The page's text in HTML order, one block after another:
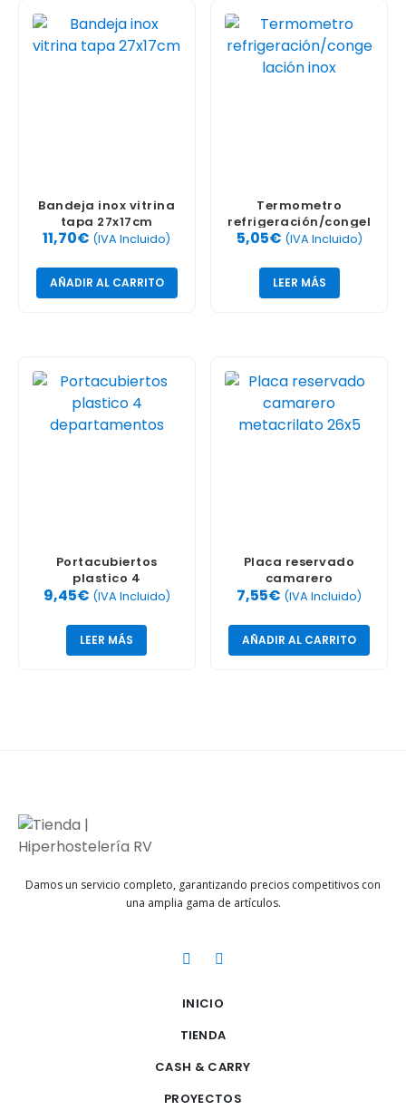
Bandeja inox vitrina
tapa 27x17cm
11,70€ (IVA Incluido)
AÑADIR AL CARRITO
Termometro
refrigeración/congel
ación inox
5,05€ (IVA Incluido)
LEER MÁS
Portacubiertos
plastico 4
departamentos
9,45€ (IVA Incluido)
LEER MÁS
Placa reservado
camarero
metacrilato 26×5
7,55€ (IVA Incluido)
AÑADIR AL CARRITO
Damos un servicio completo, garantizando precios competitivos con
una amplia gama de artículos.
INICIO
TIENDA
CASH & CARRY
PROYECTOS